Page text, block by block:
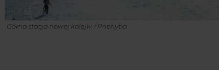
Górna stacja nowej kolejki / Priehyba